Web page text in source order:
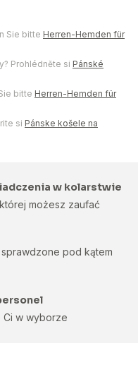
Sie bitte Herren-Hemden für
Prohlédněte si Pánské
bitte Herren-Hemden für
si Pánske košele na
w kolarstwie
możesz zaufać
pod kątem
Ci w wyborze